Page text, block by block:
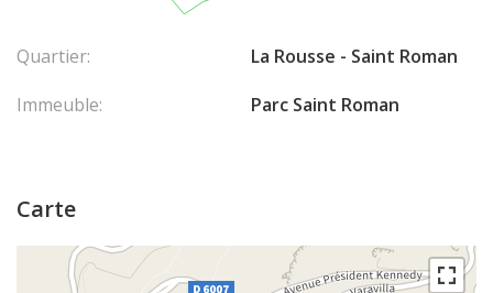
Quartier:
La Rousse - Saint Roman
Immeuble:
Parc Saint Roman
Carte